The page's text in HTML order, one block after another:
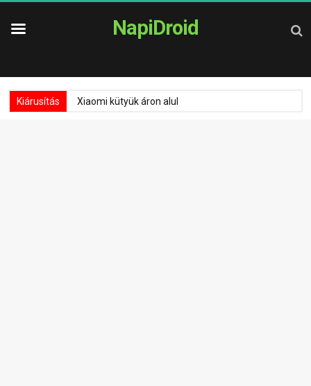
NapiDroid
Kiárusítás Xiaomi kütyük áron alul